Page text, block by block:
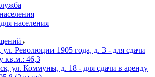
населения
ул. Революции 1905 года, д. 3 - для сдачи
кв.м.: 46,3
ул. Коммуны, д. 18 - для сдачи в аренду